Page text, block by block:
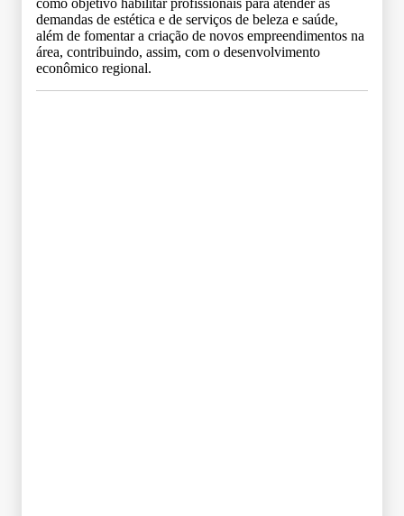
como objetivo habilitar profissionais para atender às
demandas de estética e de serviços de beleza e saúde,
além de fomentar a criação de novos empreendimentos na
área, contribuindo, assim, com o desenvolvimento
econômico regional.